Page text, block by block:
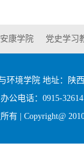
安康学院 党史学习
环境学院 地址：陕
公电话：0915-
有 | Copyright@